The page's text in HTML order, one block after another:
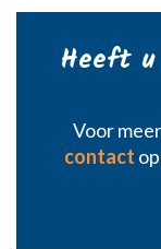
Heeft u
Voor
contact